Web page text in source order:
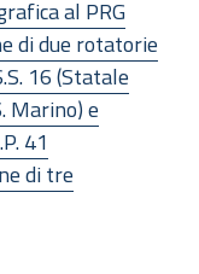
al PRG
di due rotatorie
16 (Statale
Marino) e
41
di tre